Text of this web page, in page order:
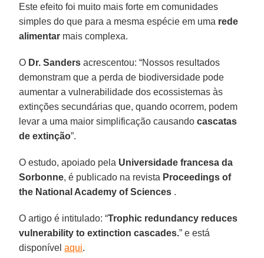
Este efeito foi muito mais forte em comunidades
simples do que para a mesma espécie em uma rede
alimentar mais complexa.
O Dr. Sanders acrescentou: “Nossos resultados
demonstram que a perda de biodiversidade pode
aumentar a vulnerabilidade dos ecossistemas às
extinções secundárias que, quando ocorrem, podem
levar a uma maior simplificação causandocascatas
de extinção”.
O estudo, apoiado pela Universidade francesa da
Sorbonne, é publicado na revista Proceedings of
the National Academy of Sciences .
O artigo é intitulado: “Trophic redundancy reduces
vulnerability to extinction cascades.” e está
disponívelaqui.